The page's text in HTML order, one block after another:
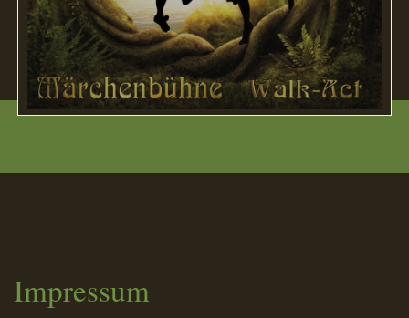
Impressum